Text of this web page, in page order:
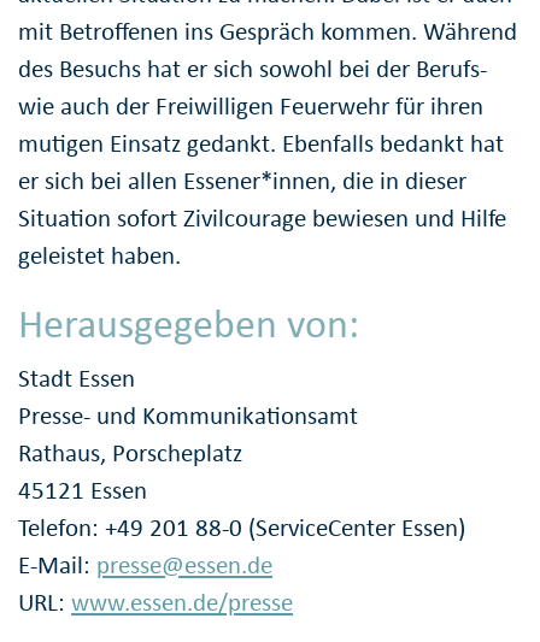
mit Betroffenen ins Gespräch kommen. Während
des Besuchs hat er sich sowohl bei der Berufs-
wie auch der Freiwilligen Feuerwehr für ihren
mutigen Einsatz gedankt. Ebenfalls bedankt hat
er sich bei allen Essener*innen, die in dieser
Situation sofort Zivilcourage bewiesen und Hilfe
geleistet haben.
Herausgegeben von:
Stadt Essen
Presse- und Kommunikationsamt
Rathaus, Porscheplatz
45121 Essen
Telefon: +49 201 88-0 (ServiceCenter Essen)
E-Mail: presse@essen.de
URL: www.essen.de/presse